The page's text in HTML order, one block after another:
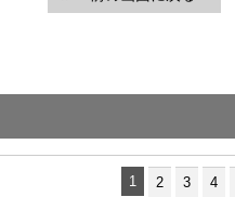
1 2 3 4